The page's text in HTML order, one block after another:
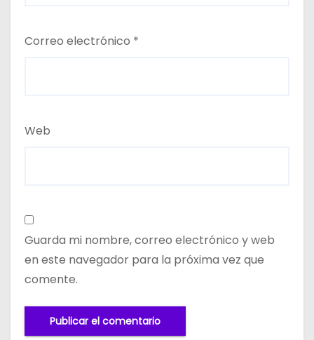
Correo electrónico *
Web
Guarda mi nombre, correo electrónico y web
en este navegador para la próxima vez que
comente.